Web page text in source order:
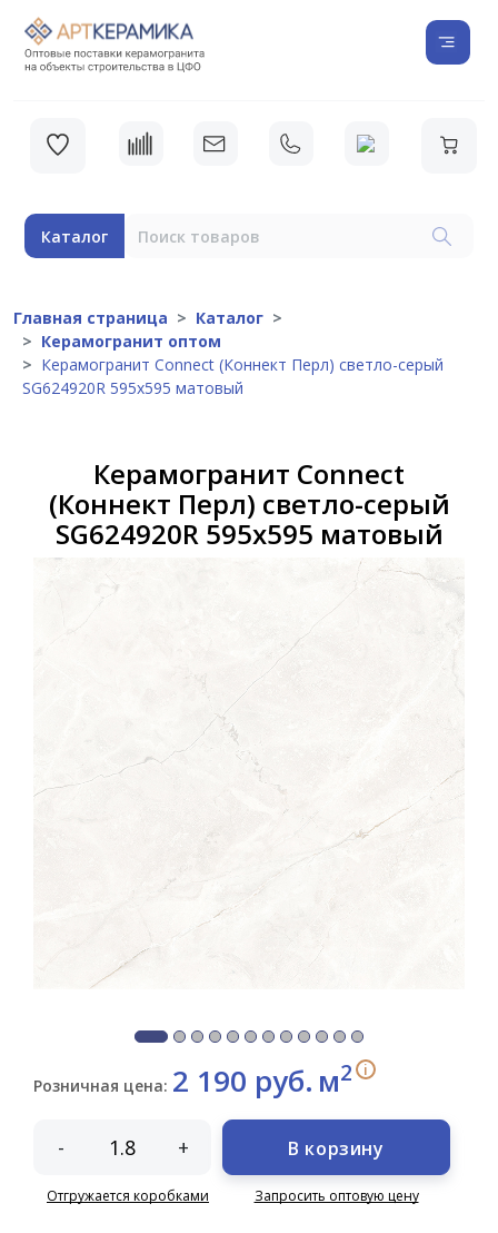
Каталог
Главная страница
Каталог
Керамогранит оптом
Керамогранит Connect (Коннект Перл) светло-серый
SG624920R 595x595 матовый
Керамогранит Connect
(Коннект Перл) светло-серый
SG624920R 595x595 матовый
Розничная цена: 2 190 руб. м2 i
- +
Отгружается коробками
В корзину
Запросить оптовую цену